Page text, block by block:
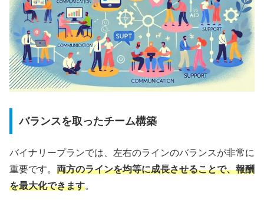
バランスを取ったチーム構築
バイナリープランでは、左右のラインのバランスが非常に
重要です。 両方のラインを均等に成長させることで、報酬
を最大化できます。